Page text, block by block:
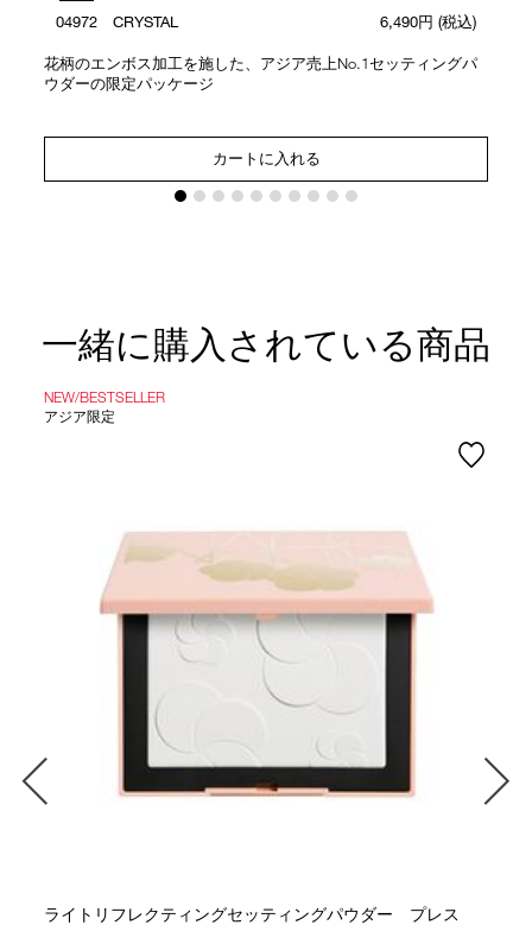
04972 CRYSTAL 6,490円 (税込)
花柄のエンボス加工を施した、アジア売上No.1セッティングパ
ウダーの限定パッケージ
カートに入れる
一緒に購入されている商品
NEW/BESTSELLER
アジア限定
ライトリフレクティングセッティングパウダー プレス